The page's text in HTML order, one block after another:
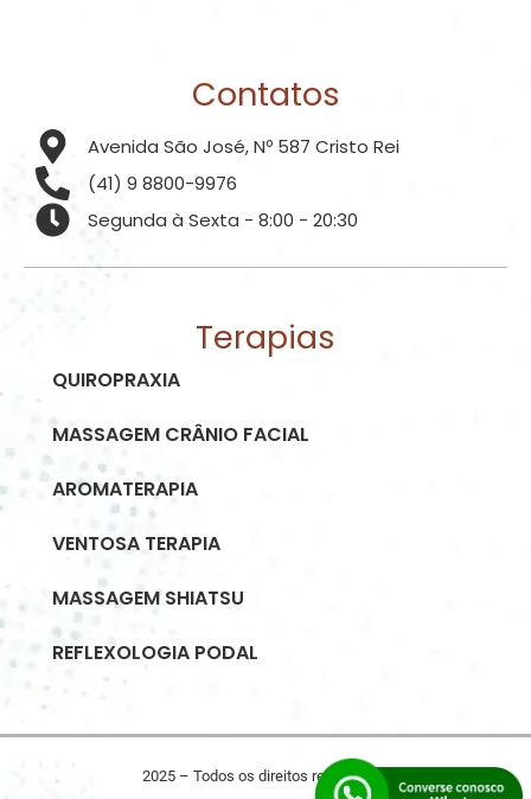
Contatos
Avenida São José, Nº 587 Cristo Rei
(41) 9 8800-9976
Segunda à Sexta - 8:00 - 20:30
Terapias
QUIROPRAXIA
MASSAGEM CRÂNIO FACIAL
AROMATERAPIA
VENTOSA TERAPIA
MASSAGEM SHIATSU
REFLEXOLOGIA PODAL
2025 – Todos os direitos reservados.